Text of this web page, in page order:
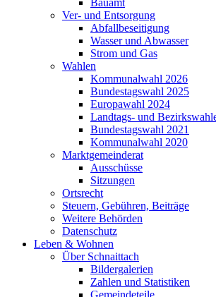
Bauamt
Ver- und Entsorgung
Abfallbeseitigung
Wasser und Abwasser
Strom und Gas
Wahlen
Kommunalwahl 2026
Bundestagswahl 2025
Europawahl 2024
Landtags- und
Bundestagswahl 2021
Kommunalwahl 2020
Marktgemeinderat
Ausschüsse
Sitzungen
Ortsrecht
Steuern, Gebühren, Beiträge
Weitere Behörden
Datenschutz
Leben & Wohnen
Über Schnaittach
Bildergalerien
Zahlen und Statistiken
Gemeindeteile